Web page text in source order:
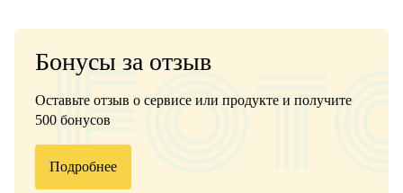
Бонусы за отзыв
Оставьте отзыв о сервисе или продукте и получите
500 бонусов
Подробнее